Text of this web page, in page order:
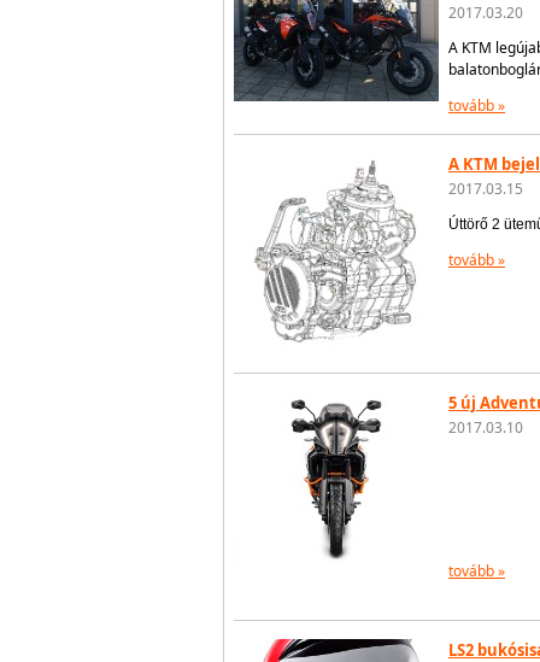
2017.03.20
A KTM
tovább »
A KTM
2017.03.15
Úttörő 2
tovább »
5 új
2017.03.10
tovább »
LS2